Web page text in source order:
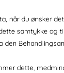
når du ønsker
samtykke og
dette,